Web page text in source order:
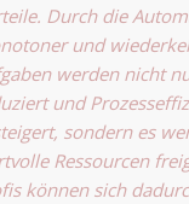
Durch die
und
werden nicht
und
sondern es
Ressourcen
können sich